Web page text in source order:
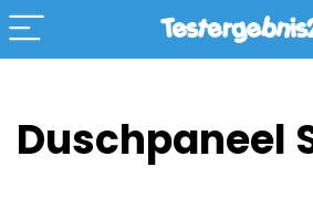
Duschpaneel